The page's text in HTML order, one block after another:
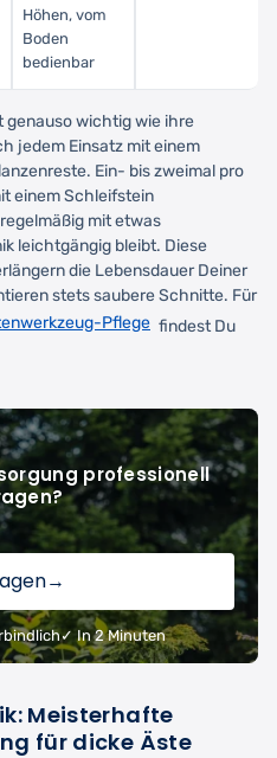
Höhen, vom
Boden
bedienbar
genauso wichtig wie ihre
jedem Einsatz mit einem
Ein- bis zweimal pro
einem Schleifstein
mit etwas
leichtgängig bleibt. Diese
die Lebensdauer Deiner
stets saubere Schnitte. Für
Pflege findest Du
professionell
→
✓ In 2 Minuten
Meisterhafte
für dicke Äste